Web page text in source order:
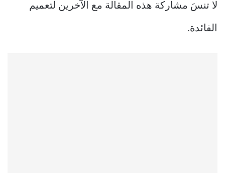
لا تنسَ مشاركة هذه المقالة مع الآخرين لتعميم
الفائدة.